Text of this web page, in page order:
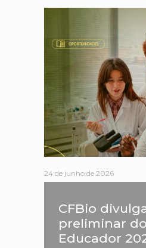
24 de junho de 2026
CFBio
preliminar
Educador